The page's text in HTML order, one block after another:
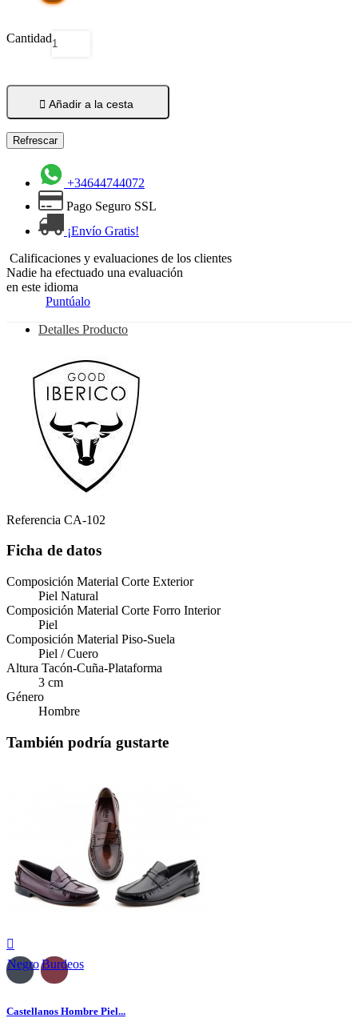
Cantidad
 Añadir a la cesta
+34644744072
Pago Seguro SSL
¡Envío Gratis!
Calificaciones y evaluaciones de los clientes
Nadie ha efectuado una evaluación
en este idioma
Puntúalo
Detalles Producto
Referencia CA-102
Ficha de datos
Composición Material Corte Exterior
Piel Natural
Composición Material Corte Forro Interior
Piel
Composición Material Piso-Suela
Piel / Cuero
Altura Tacón-Cuña-Plataforma
3 cm
Género
Hombre
También podría gustarte

NegroBurdeos
Castellanos Hombre Piel...